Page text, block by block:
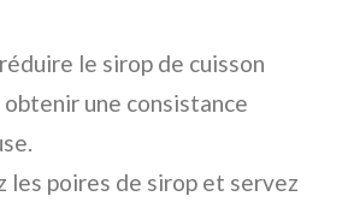
le sirop de cuisson
obtenir une consistance
les poires de sirop et servez